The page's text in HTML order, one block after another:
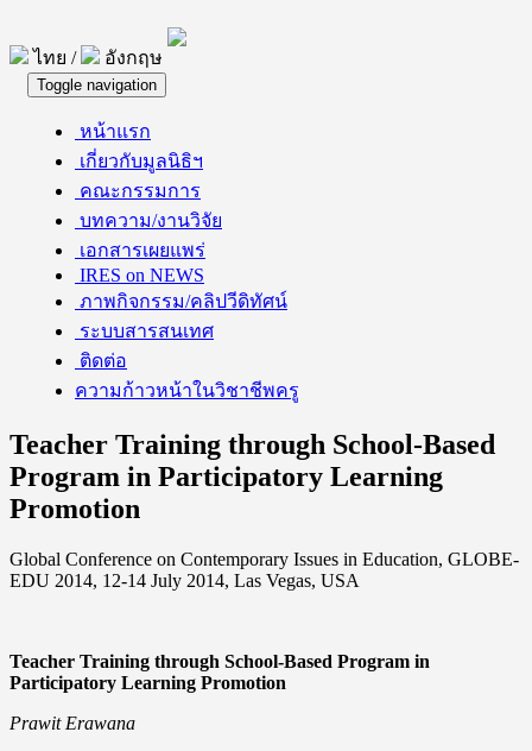
ไทย / อังกฤษ
Toggle navigation
หน้าแรก
เกี่ยวกับมูลนิธิฯ
คณะกรรมการ
บทความ/งานวิจัย
เอกสารเผยแพร่
IRES on NEWS
ภาพกิจกรรม/คลิปวีดิทัศน์
ระบบสารสนเทศ
ติดต่อ
ความก้าวหน้าในวิชาชีพครู
Teacher Training through School-Based
Program in Participatory Learning
Promotion
Global Conference on Contemporary Issues in Education, GLOBE-
EDU 2014, 12-14 July 2014, Las Vegas, USA
Teacher Training through School-Based Program in
Participatory Learning Promotion
Prawit Erawana